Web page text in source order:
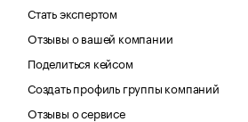
Стать экспертом
Отзывы о вашей компании
Поделиться кейсом
Создать профиль группы компаний
Отзывы о сервисе